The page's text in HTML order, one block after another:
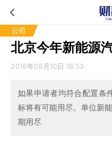
公司
北京今年新能源
2016年08月10日 18:53
如果申请者均符合配置条
标将有可能用尽。单位新
期用尽